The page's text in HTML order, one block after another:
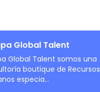
Global Talent
Global Talent somos una
boutique de Recursos
especia...